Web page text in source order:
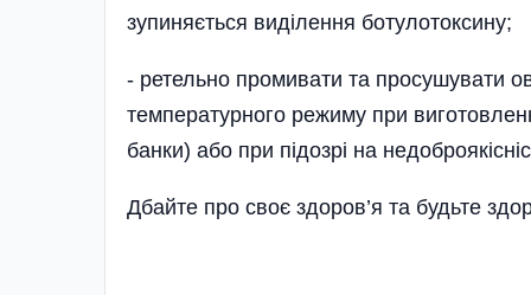
зупиняється виділення ботулотоксину;
- ретельно промивати та просушувати
температурного режиму при
банки) або при підозрі на
Дбайте про своє здоров’я та будьте